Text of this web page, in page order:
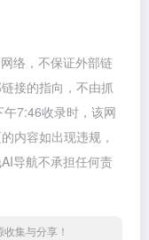
络，不保证外部链
接的指向，不由抓
7:46收录时，该网
内容如出现违规，
导航不承担任何责
集与分享！